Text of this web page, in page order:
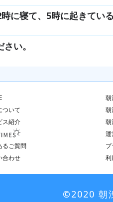
に寝て、5時に起きてい
い。
ついて
ス紹介
るご質問
合わせ
朝
朝
朝
運
利
©︎2020 朝